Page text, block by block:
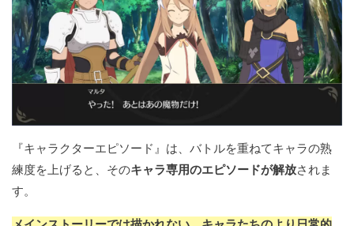
『キャラクターエピソード』は、バトルを重ねてキャラの熟
練度を上げると、そのキャラ専用のエピソードが解放されま
す。